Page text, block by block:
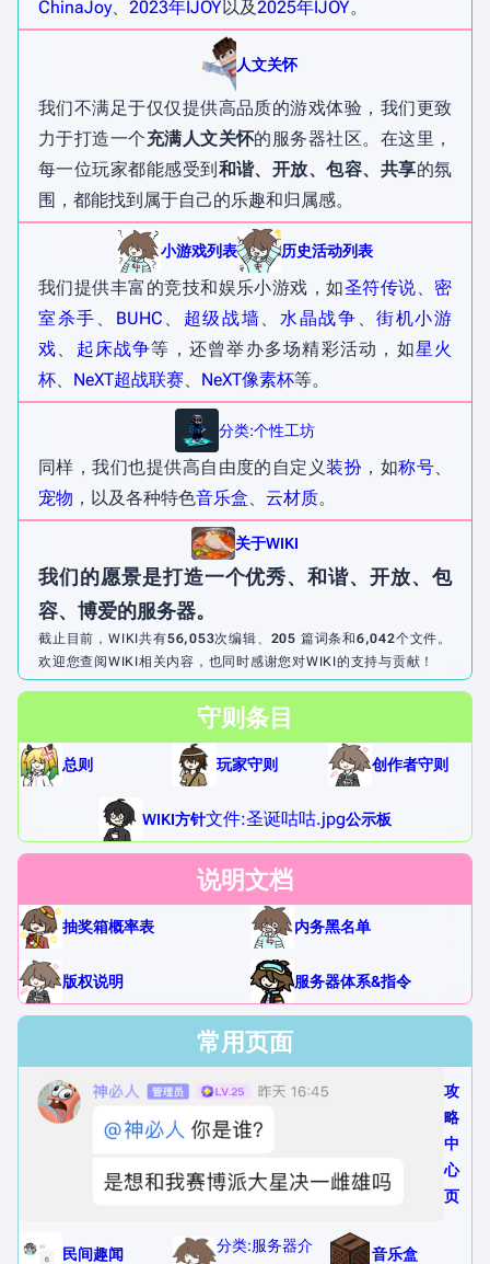
ChinaJoy、 2023年IJOY以及2025年IJOY。
人文关怀
我们不满足于仅仅提供高品质的游戏体验，我们更致
力于打造一个充满人文关怀的服务器社区。在这里，
每一位玩家都能感受到和谐、开放、包容、共享的氛
围，都能找到属于自己的乐趣和归属感。
小游戏列表 历史活动列表
我们提供丰富的竞技和娱乐小游戏，如圣符传说、 密
室杀手 、 BUHC 、 超级战墙、 水晶战争 、街机小游
戏、 起床战争等，还曾举办多场精彩活动，如星火
杯、 NeXT超战联赛、 NeXT像素杯等。
分类:个性工坊
同样，我们也提供高自由度的自定义装扮 ，如称号、
宠物 ，以及各种特色音乐盒、 云材质。
关于WIKI
我们的愿景是打造一个优秀、和谐、开放、包
容、博爱的服务器。
截止目前，WIKI共有56,053次编辑、 205 篇词条和6,042个文件。
欢迎您查阅WIKI相关内容，也同时感谢您对WIKI的支持与贡献！
守则条目
总则 玩家守则 创作者守则
WIKI方针文件:圣诞咕咕.jpg公示板
说明文档
抽奖箱概率表 内务黑名单
版权说明 服务器体系&指令
常用页面
攻
略
中
心
页
民间趣闻
分类:服务器介
音乐盒